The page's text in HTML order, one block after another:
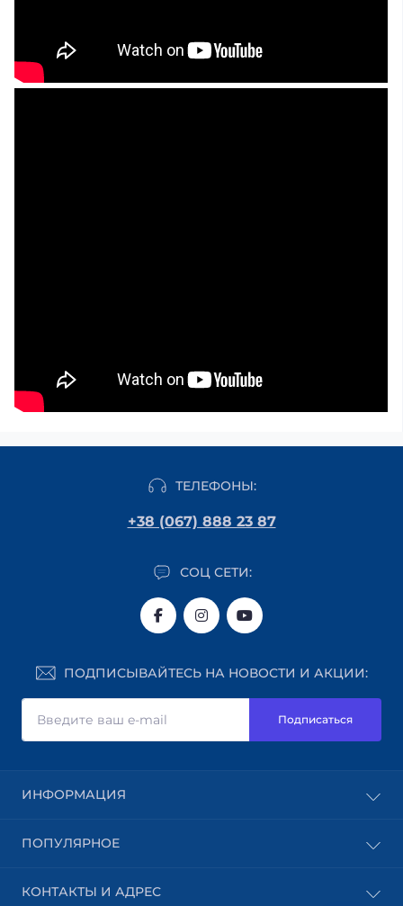
ТЕЛЕФОНЫ:
+38 (067) 888 23 87
СОЦ СЕТИ:
ПОДПИСЫВАЙТЕСЬ НА НОВОСТИ И АКЦИИ:
Подписаться
ИНФОРМАЦИЯ
Доставка
Пользовательское соглашение
ПОПУЛЯРНОЕ
Шпон
КОНТАКТЫ И АДРЕС